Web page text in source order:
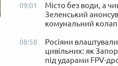
09:01
Місто без води, а
Зеленський
комунальний
08:58
Росіяни
цивільних: як
під ударами FPV-